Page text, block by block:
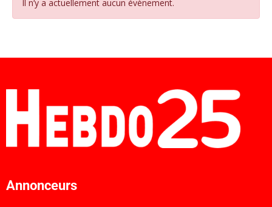
Il n’y a actuellement aucun évènement.
Annonceurs